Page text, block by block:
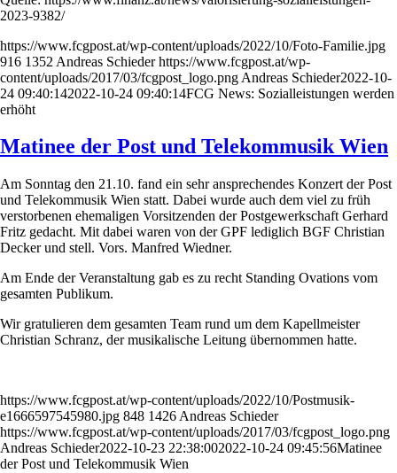
2023-9382/
https://www.fcgpost.at/wp-content/uploads/2022/10/Foto-Familie.jpg
916 1352 Andreas Schieder https://www.fcgpost.at/wp-
content/uploads/2017/03/fcgpost_logo.png Andreas Schieder2022-10-
24 09:40:142022-10-24 09:40:14FCG News: Sozialleistungen werden
erhöht
Matinee der Post und Telekommusik Wien
Am Sonntag den 21.10. fand ein sehr ansprechendes Konzert der Post
und Telekommusik Wien statt. Dabei wurde auch dem viel zu früh
verstorbenen ehemaligen Vorsitzenden der Postgewerkschaft Gerhard
Fritz gedacht. Mit dabei waren von der GPF lediglich BGF Christian
Decker und stell. Vors. Manfred Wiedner.
Am Ende der Veranstaltung gab es zu recht Standing Ovations vom
gesamten Publikum.
Wir gratulieren dem gesamten Team rund um dem Kapellmeister
Christian Schranz, der musikalische Leitung übernommen hatte.
https://www.fcgpost.at/wp-content/uploads/2022/10/Postmusik-
e1666597545980.jpg 848 1426 Andreas Schieder
https://www.fcgpost.at/wp-content/uploads/2017/03/fcgpost_logo.png
Andreas Schieder2022-10-23 22:38:002022-10-24 09:45:56Matinee
der Post und Telekommusik Wien